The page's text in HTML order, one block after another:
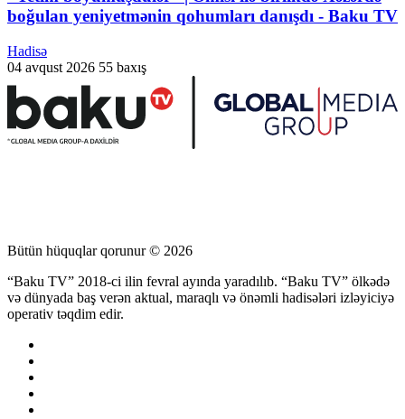
boğulan yeniyetmənin qohumları danışdı - Baku TV
Hadisə
04 avqust 2026 55 baxış
Bütün hüquqlar qorunur © 2026
“Baku TV” 2018-ci ilin fevral ayında yaradılıb. “Baku TV” ölkədə
və dünyada baş verən aktual, maraqlı və önəmli hadisələri izləyiciyə
operativ təqdim edir.